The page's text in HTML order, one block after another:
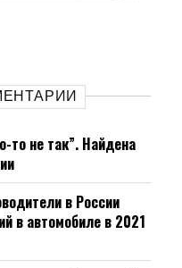
то не так”. Найдена
в России
в автомобиле в 2021